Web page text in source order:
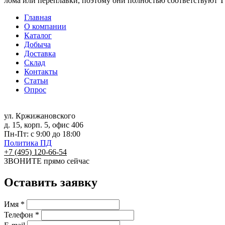
Главная
О компании
Каталог
Добыча
Доставка
Склад
Контакты
Статьи
Опрос
ул. Кржижановского
д. 15, корп. 5, офис 406
Пн-Пт: с 9:00 до 18:00
Политика ПД
+7 (495) 120-66-54
ЗВОНИТЕ прямо сейчас
Оставить заявку
Имя *
Телефон *